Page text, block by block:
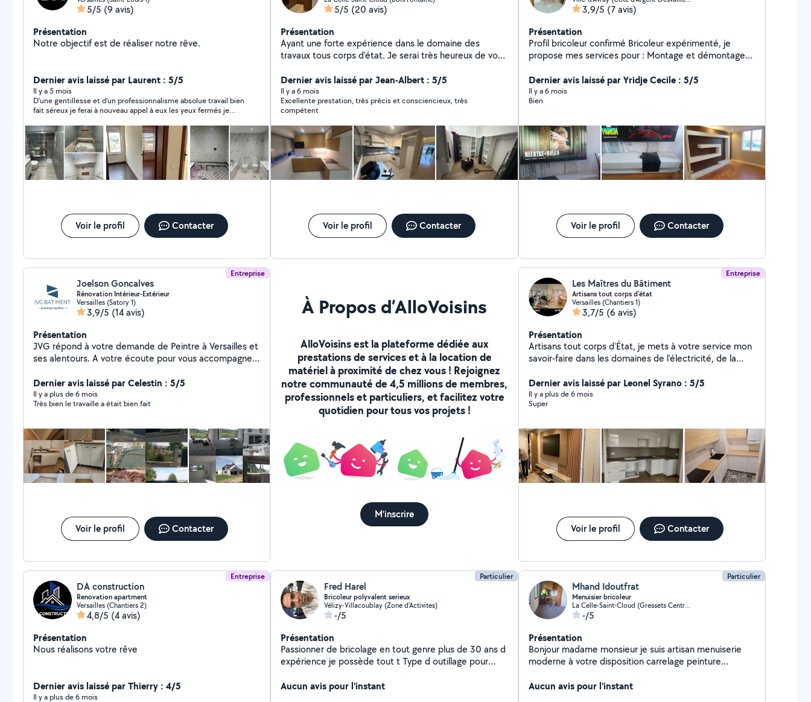
5/5 (9 avis)
Présentation
Notre objectif est de réaliser notre rêve.
Dernier avis laissé par Laurent : 5/5
Il y a 5 mois
D’une gentillesse et d’un professionnalisme absolue travail bien
fait séreux je ferai à nouveau appel à eux les yeux fermés je
Voir le profil Contacter
5/5 (20 avis)
Présentation
Ayant une forte expérience dans le domaine des
travaux tous corps d'état. Je serai très heureux de vous
Dernier avis laissé par Jean-Albert : 5/5
Il y a 6 mois
Excellente prestation, très précis et consciencieux, très
compétent
Voir le profil Contacter
3,9/5 (7 avis)
Présentation
Profil bricoleur confirmé Bricoleur expérimenté, je
propose mes services pour : Montage et démontage
luminaires) Réparations simples Travail propre et
efficace, matériel fourni si besoin. Disponible en
semaine et week-end.
Dernier avis laissé par Yridje Cecile : 5/5
Il y a 6 mois
Bien
Voir le profil Contacter
Entreprise
Joelson Goncalves
Rénovation Intérieur-Extérieur
Versailles (Satory 1)
3,9/5 (14 avis)
Présentation
JVG répond à votre demande de Peintre à Versailles et
ses alentours. A votre écoute pour vous accompagner
extérieur, (façade, balcon...), Bande, Rebouchage,
Enduit, Ponçage, Ratissage, Ravalement de façade,
Papier peint, Nettoyage de façade, Nettoyage de
Dernier avis laissé par Celestin : 5/5
Il y a plus de 6 mois
Très bien le travaille a était bien fait
Voir le profil Contacter
À Propos d’AlloVoisins
AlloVoisins est la plateforme dédiée aux
prestations de services et à la location de
matériel à proximité de chez vous ! Rejoignez
notre communauté de 4,5 millions de membres,
professionnels et particuliers, et facilitez votre
quotidien pour tous vos projets !
M'inscrire
Entreprise
Les Maîtres du Bâtiment
Artisans tout corps d'état
Versailles (Chantiers 1)
3,7/5 (6 avis)
Présentation
Artisans tout corps d'État, je mets à votre service mon
savoir-faire dans les domaines de l'électricité, de la
de rénovation et d'aménagement intérieur. Polyvalent,
rigoureux et à l'écoute, j'interviens rapidement pour
des prestations soignées, adaptées à vos besoins et à
Dernier avis laissé par Leonel Syrano : 5/5
Il y a plus de 6 mois
Super
Voir le profil Contacter
Entreprise
DA construction
Renovation apartment
Versailles (Chantiers 2)
4,8/5 (4 avis)
Présentation
Nous réalisons votre rêve
Dernier avis laissé par Thierry : 4/5
Il y a plus de 6 mois
Particulier
Fred Harel
Bricoleur polyvalent serieux
Vélizy-Villacoublay (Zone d'Activites)
-/5
Présentation
Passionner de bricolage en tout genre plus de 30 ans d
expérience je possède tout t Type d outillage pour
Aucun avis pour l'instant
Particulier
Mhand Idoutfrat
Menuisier bricoleur
La Celle-Saint-Cloud (Gressets Centre Garenne Bechevet)
-/5
Présentation
Bonjour madame monsieur je suis artisan menuiserie
moderne à votre disposition carrelage peinture
Aucun avis pour l'instant